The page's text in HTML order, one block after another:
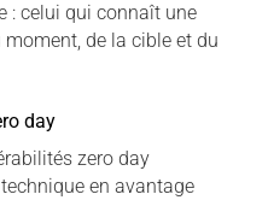
: celui qui connaît une
de la cible et du
day
zero day
en avantage